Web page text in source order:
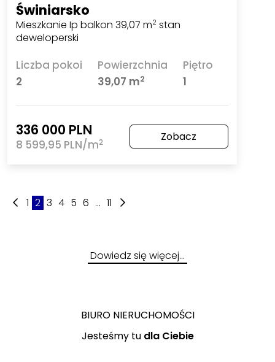
Świniarsko
Mieszkanie Ip balkon 39,07 m2 stan
deweloperski
Liczba pokoi
2
Powierzchnia
39,07 m2
Piętro
1
336 000 PLN
8 599,95 PLN/m2 Zobacz
1 2 3 4 5 6 ... 11
Dowiedz się więcej…
BIURO NIERUCHOMOŚCI
Jesteśmy tu dla Ciebie